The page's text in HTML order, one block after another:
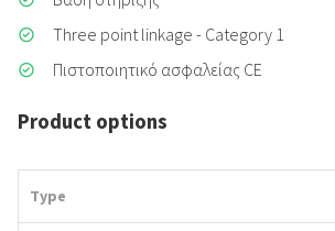
Three point linkage - Category 1
Πιστοποιητικό ασφαλείας CE
Product options
Type